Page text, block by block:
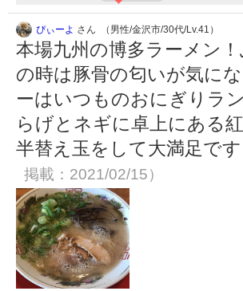
ぴぃーよ さん （男性/金沢市/30代/Lv.41）
本場九州の博多ラーメン
の時は豚骨の匂いが気に
ーはいつものおにぎりラ
らげとネギに卓上にある
半替え玉をして大満足で
掲載：2021/02/15）